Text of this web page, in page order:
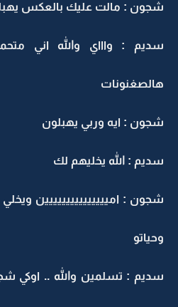
شجون : مالت عليك بالعكس
سديم : واااي والله اني
هالصغنونات
شجون : ايه وربي يهبلون
سديم : الله يخليهم لك
شجون : امييييييييييييييين
وحياتو
سديم : تسلمين والله .. اوكي